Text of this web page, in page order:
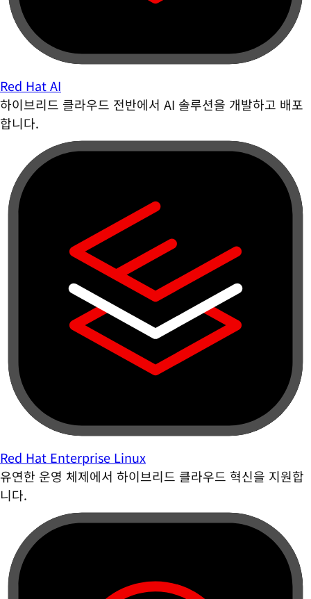
Red Hat AI
하이브리드 클라우드 전반에서 AI 솔루션을 개발하고 배포
합니다.
Red Hat Enterprise Linux
유연한 운영 체제에서 하이브리드 클라우드 혁신을 지원합
니다.